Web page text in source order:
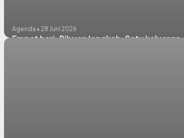
Agenda • 28 Juni 2026
Empat hari. Ribuan langkah. Satu keluarga.